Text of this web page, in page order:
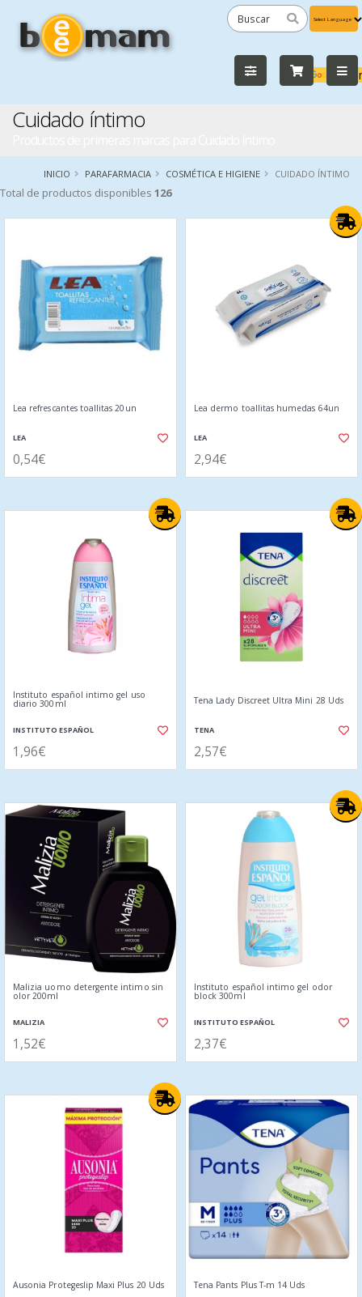
by
Cuidado íntimo
INICIO PARAFARMACIA COSMÉTICA E HIGIENE CUIDADO ÍNTIMO
Total de productos disponibles 126
Lea refrescantes toallitas 20un
LEA
0,54€
Lea dermo toallitas humedas 64un
LEA
2,94€
Instituto español intimo gel uso
diario 300ml
INSTITUTO ESPAÑOL
1,96€
Tena Lady Discreet Ultra Mini 28 Uds
TENA
2,57€
Malizia uomo detergente intimo sin
olor 200ml
MALIZIA
1,52€
Instituto español intimo gel odor
block 300ml
INSTITUTO ESPAÑOL
2,37€
Ausonia Protegeslip Maxi Plus 20 Uds Tena Pants Plus T-m 14 Uds